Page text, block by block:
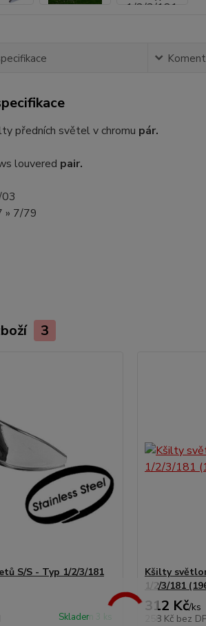
předních světel v chromu pár.
louvered pair.
» 7/79
3
S/S - Typ 1/2/3/181
Skladem 3 ks
Kšilty
1/2/3/181
312 Kč/ks
258 Kč bez